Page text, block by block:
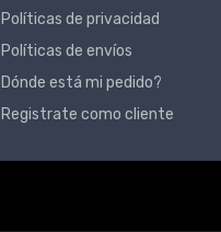
Políticas de privacidad
Políticas de envíos
Dónde está mi pedido?
Registrate como cliente